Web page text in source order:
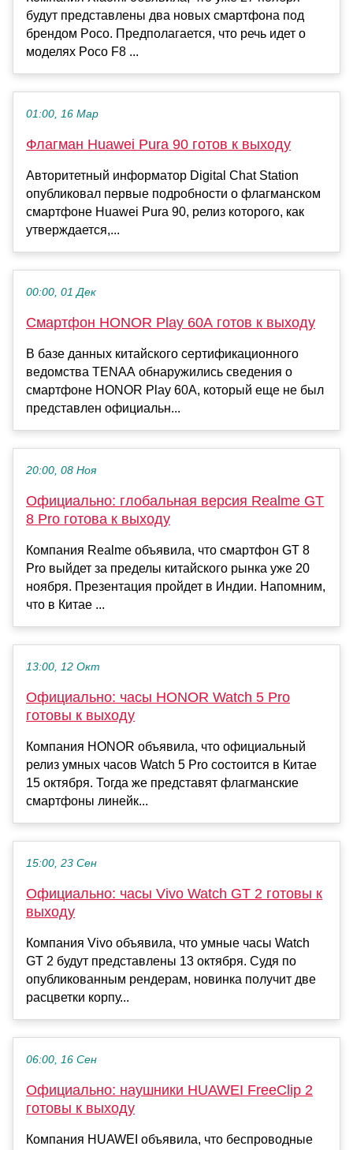
будут представлены два новых смартфона под
брендом Poco. Предполагается, что речь идет о
моделях Poco F8 ...
01:00, 16 Мар
Флагман Huawei Pura 90 готов к выходу
Авторитетный информатор Digital Chat Station
опубликовал первые подробности о флагманском
смартфоне Huawei Pura 90, релиз которого, как
утверждается,...
00:00, 01 Дек
Смартфон HONOR Play 60A готов к выходу
В базе данных китайского сертификационного
ведомства TENAA обнаружились сведения о
смартфоне HONOR Play 60A, который еще не был
представлен официальн...
20:00, 08 Ноя
Официально: глобальная версия Realme GT
8 Pro готова к выходу
Компания Realme объявила, что смартфон GT 8
Pro выйдет за пределы китайского рынка уже 20
ноября. Презентация пройдет в Индии. Напомним,
что в Китае ...
13:00, 12 Окт
Официально: часы HONOR Watch 5 Pro
готовы к выходу
Компания HONOR объявила, что официальный
релиз умных часов Watch 5 Pro состоится в Китае
15 октября. Тогда же представят флагманские
смартфоны линейк...
15:00, 23 Сен
Официально: часы Vivo Watch GT 2 готовы к
выходу
Компания Vivo объявила, что умные часы Watch
GT 2 будут представлены 13 октября. Судя по
опубликованным рендерам, новинка получит две
расцветки корпу...
06:00, 16 Сен
Официально: наушники HUAWEI FreeClip 2
готовы к выходу
Компания HUAWEI объявила, что беспроводные